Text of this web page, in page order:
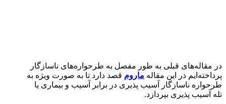
در مقاله‌های قبلی به طور مفصل به طرحواره‌های ناسازگار
پرداخته‌ایم در این مقاله ماروم قصد دارد تا به صورت ویژه به
طرحواره ناسازگار آسیب پذیری در برابر آسیب و بیماری یا
تله آسیب پذیری بپردازد.